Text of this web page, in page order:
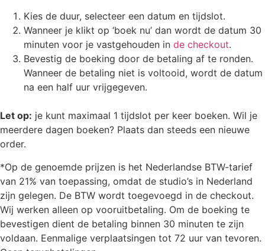
Kies de duur, selecteer een datum en tijdslot.
Wanneer je klikt op ‘boek nu’ dan wordt de datum 30
minuten voor je vastgehouden in de checkout.
Bevestig de boeking door de betaling af te ronden.
Wanneer de betaling niet is voltooid, wordt de datum
na een half uur vrijgegeven.
Let op: je kunt maximaal 1 tijdslot per keer boeken. Wil je
meerdere dagen boeken? Plaats dan steeds een nieuwe
order.
*Op de genoemde prijzen is het Nederlandse BTW-tarief
van 21% van toepassing, omdat de studio’s in Nederland
zijn gelegen. De BTW wordt toegevoegd in de checkout.
Wij werken alleen op vooruitbetaling. Om de boeking te
bevestigen dient de betaling binnen 30 minuten te zijn
voldaan. Eenmalige verplaatsingen tot 72 uur van tevoren.